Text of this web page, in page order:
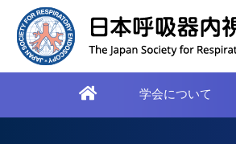
学会について